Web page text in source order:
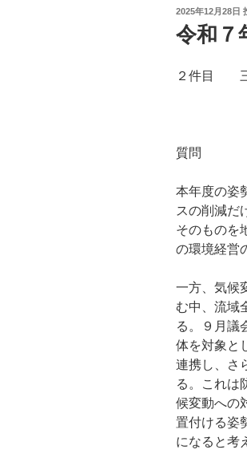
投
日:
2025年12月28日
令和７
２件目 三
質問
本年度の姿
スの削減だ
そのものを
の環境経営
一方、気候
む中、流域
る。９月議
体を対象と
連携し、さ
る。これは
候変動への
置付ける姿
になると考